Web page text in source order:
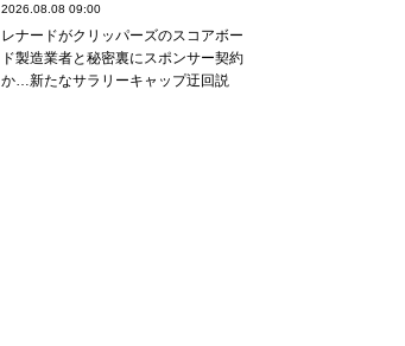
2026.08.08 09:00
レナードがクリッパーズのスコアボー
ド製造業者と秘密裏にスポンサー契約
か‬…新たなサラリーキャップ迂回説